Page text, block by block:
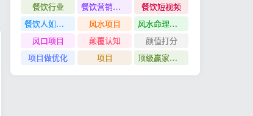
餐饮行业
餐饮营销管理特训班
餐饮短视频
餐饮人如何用团购给门店拓客
风水项目
风水命理项目
风口项目
颠覆认知
颜值打分
项目做优化
项目 顶级赢家思维